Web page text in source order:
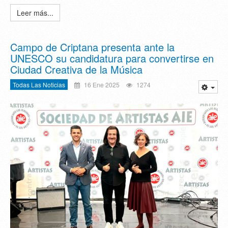
Leer más...
Campo de Criptana presenta ante la
UNESCO su candidatura para convertirse en
Ciudad Creativa de la Música
Todas Las Noticias 16 Ene 2025 1274